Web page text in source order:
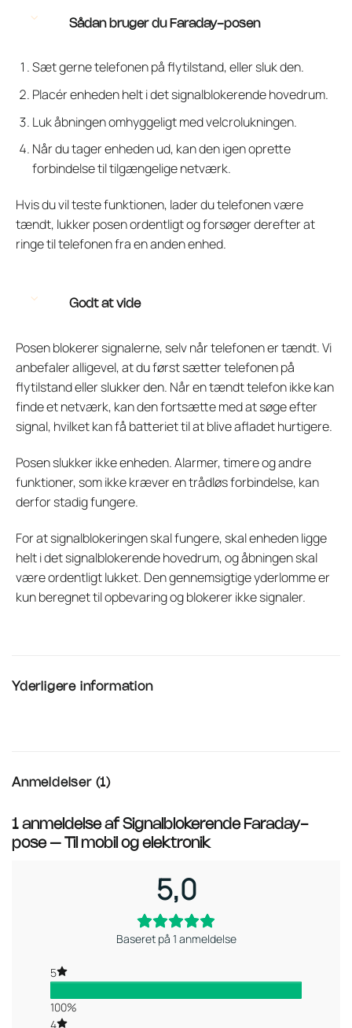
Sådan bruger du Faraday-posen
Sæt gerne telefonen på flytilstand, eller sluk den.
Placér enheden helt i det signalblokerende hovedrum.
Luk åbningen omhyggeligt med velcrolukningen.
Når du tager enheden ud, kan den igen oprette
forbindelse til tilgængelige netværk.
Hvis du vil teste funktionen, lader du telefonen være
tændt, lukker posen ordentligt og forsøger derefter at
ringe til telefonen fra en anden enhed.
Godt at vide
Posen blokerer signalerne, selv når telefonen er tændt. Vi
anbefaler alligevel, at du først sætter telefonen på
flytilstand eller slukker den. Når en tændt telefon ikke kan
finde et netværk, kan den fortsætte med at søge efter
signal, hvilket kan få batteriet til at blive afladet hurtigere.
Posen slukker ikke enheden. Alarmer, timere og andre
funktioner, som ikke kræver en trådløs forbindelse, kan
derfor stadig fungere.
For at signalblokeringen skal fungere, skal enheden ligge
helt i det signalblokerende hovedrum, og åbningen skal
være ordentligt lukket. Den gennemsigtige yderlomme er
kun beregnet til opbevaring og blokerer ikke signaler.
Yderligere information
Anmeldelser (1)
1 anmeldelse af Signalblokerende Faraday-
pose – Til mobil og elektronik
5,0
Baseret på 1 anmeldelse
5
100%
4